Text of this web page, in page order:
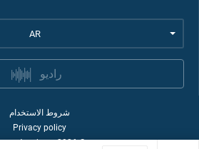
AR
راديو
شروط الاستخدام
Privacy policy
©
2026
Quran Academy